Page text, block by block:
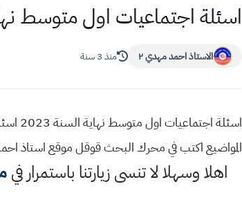
اسئلة اجتماعيات اول متوسط نهاية
الاستاذ احمد مهدي ٢ منذ 3 سنة
المواضيع اكتب في محرك البحث قوقل موقع استاذ
اهلا وسهلالا تنسى زيارتنا باستمرار في